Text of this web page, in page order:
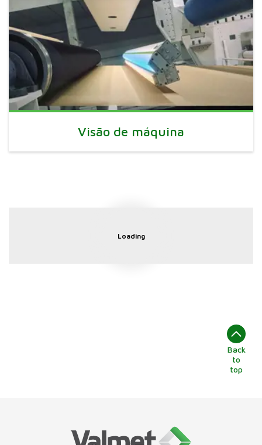
Visão de máquina
Loading
Back
to
top